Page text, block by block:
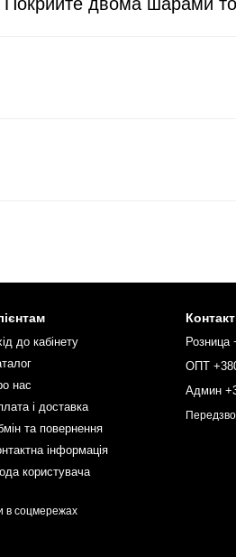
до кабінету
нас
і доставка
та повернення
інформація
користувача
в соцмережах
Розница
ОПТ
Админ